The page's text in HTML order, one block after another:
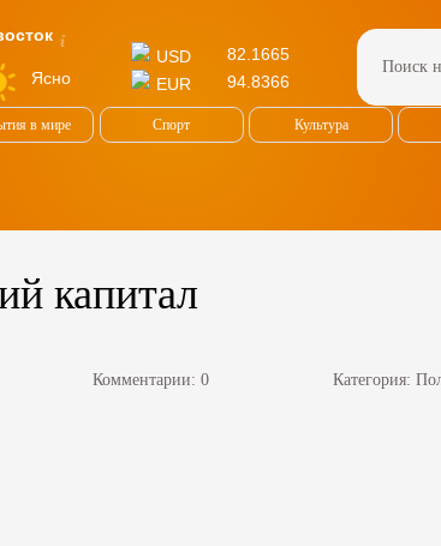
Ясно
USD
82.1665
EUR
94.8366
в мире Спорт Культура
капитал
Комментарии: 0 Категория: